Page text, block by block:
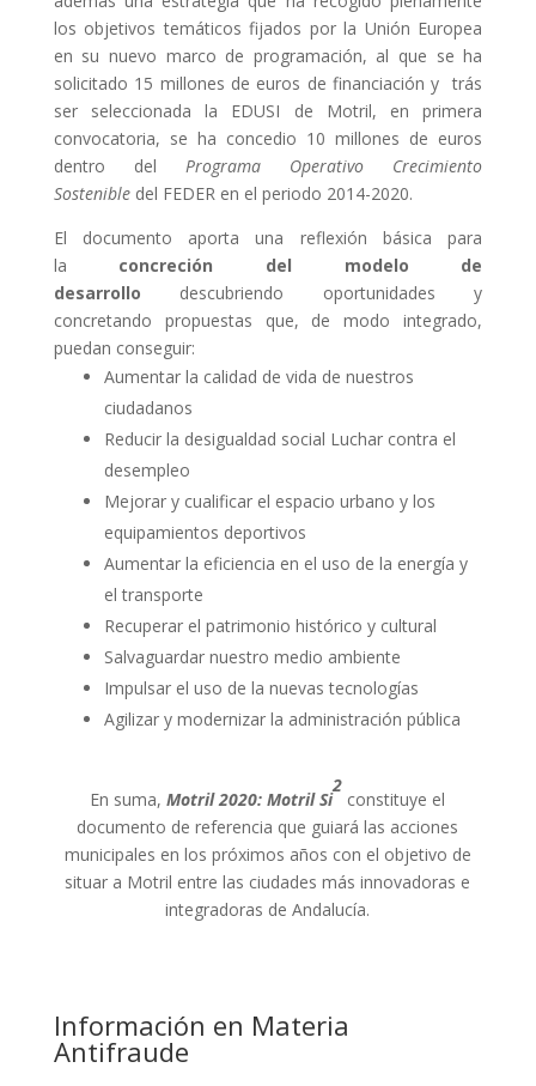
los objetivos temáticos fijados por la Unión Europea
en su nuevo marco de programación, al que se ha
solicitado 15 millones de euros de financiación y trás
ser seleccionada la EDUSI de Motril, en primera
convocatoria, se ha concedio 10 millones de euros
dentro del
Programa Operativo
Crecimiento
Sostenible del FEDER en el periodo 2014-2020.
El documento aporta una reflexión básica para
la concreción del modelo de
desarrollo descubriendo oportunidades y
concretando propuestas que, de modo integrado,
puedan conseguir:
Aumentar la calidad de vida de nuestros
ciudadanos
Reducir la desigualdad social Luchar contra el
desempleo
Mejorar y cualificar el espacio urbano y los
equipamientos deportivos
Aumentar la eficiencia en el uso de la energía y
el transporte
Recuperar el patrimonio histórico y cultural
Salvaguardar nuestro medio ambiente
Impulsar el uso de la nuevas tecnologías
Agilizar y modernizar la administración pública
En suma, Motril 2020: Motril Si
2
constituye el
documento de referencia que guiará las acciones
municipales en los próximos años con el objetivo de
situar a Motril entre las ciudades más innovadoras e
integradoras de Andalucía.
Información en Materia
Antifraude